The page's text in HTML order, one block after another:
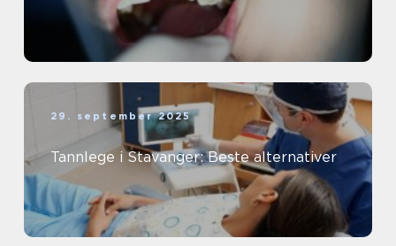
29. september 2025
Tannlege i Stavanger: Beste alternativer